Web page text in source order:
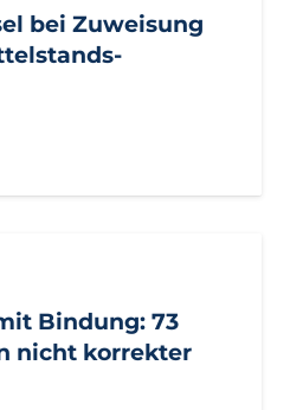
bei Zuweisung
Bindung: 73
nicht korrekter